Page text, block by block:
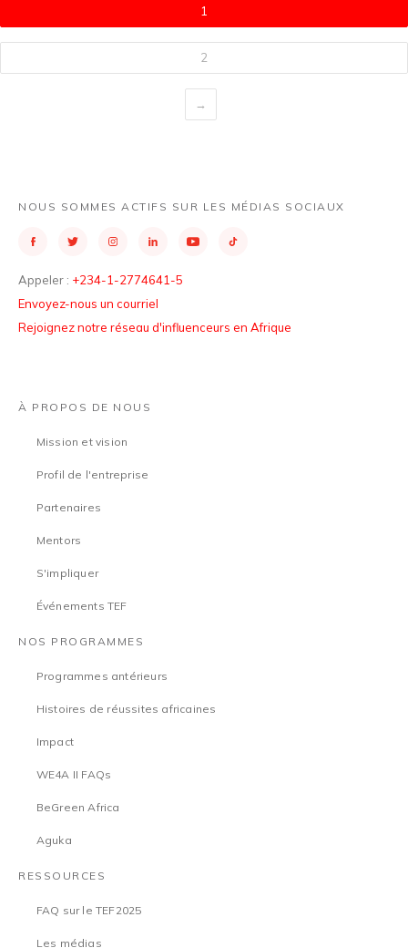
1
2
→
NOUS SOMMES ACTIFS SUR LES MÉDIAS SOCIAUX
Appeler : +234-1-2774641-5
Envoyez-nous un courriel
Rejoignez notre réseau d'influenceurs en Afrique
À PROPOS DE NOUS
Mission et vision
Profil de l'entreprise
Partenaires
Mentors
S'impliquer
Événements TEF
NOS PROGRAMMES
Programmes antérieurs
Histoires de réussites africaines
Impact
WE4A II FAQs
BeGreen Africa
Aguka
RESSOURCES
FAQ sur le TEF2025
Les médias